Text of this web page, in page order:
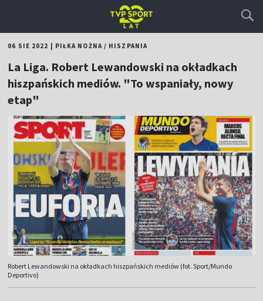
06 SIE 2022 PIŁKA NOŻNA/ HISZPANIA
La Liga. Robert Lewandowski na okładkach
hiszpańskich mediów. "To wspaniały, nowy
etap"
Robert Lewandowski na okładkach hiszpańskich mediów (fot. Sport/Mundo
Deportivo)